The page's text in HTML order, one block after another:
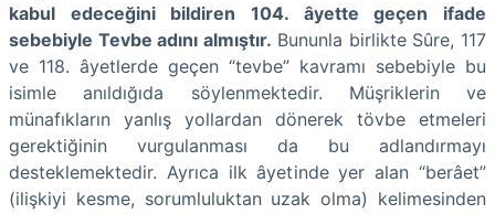
kabul edeceğini bildiren 104. âyette geçen ifade
sebebiyle Tevbe adını almıştır. Bununla birlikte Sûre, 117
ve 118. âyetlerde geçen “tevbe” kavramı sebebiyle bu
isimle anıldığıda söylenmektedir. Müşriklerin ve
münafıkların yanlış yollardan dönerek tövbe etmeleri
gerektiğinin vurgulanması da bu adlandırmayı
desteklemektedir. Ayrıca ilk âyetinde yer alan “berâet”
(ilişkiyi kesme, sorumluluktan uzak olma) kelimesinden